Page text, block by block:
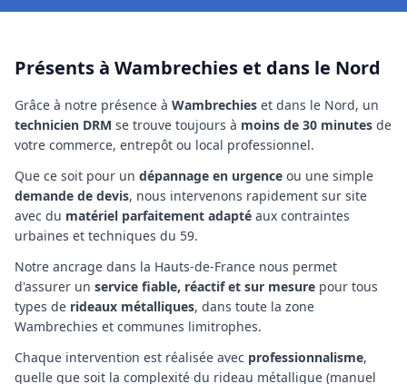
Présents à Wambrechies et dans le Nord
Grâce à notre présence à Wambrechies et dans le Nord, un
technicien DRM se trouve toujours à moins de 30 minutes de
votre commerce, entrepôt ou local professionnel.
Que ce soit pour un dépannage en urgence ou une simple
demande de devis, nous intervenons rapidement sur site
avec du matériel parfaitement adapté aux contraintes
urbaines et techniques du 59.
Notre ancrage dans la Hauts-de-France nous permet
d'assurer un service fiable, réactif et sur mesure pour tous
types de rideaux métalliques, dans toute la zone
Wambrechies et communes limitrophes.
Chaque intervention est réalisée avec professionnalisme,
quelle que soit la complexité du rideau métallique (manuel